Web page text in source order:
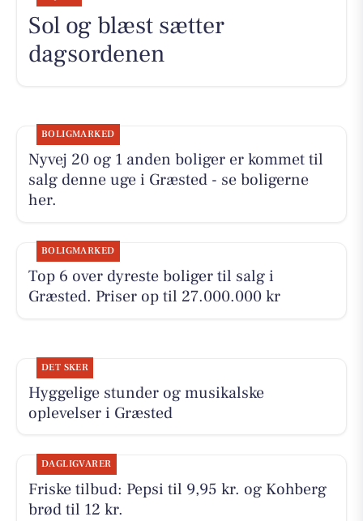
Sol og blæst sætter
dagsordenen
BOLIGMARKED
Nyvej 20 og 1 anden boliger er kommet til
salg denne uge i Græsted - se boligerne
her.
BOLIGMARKED
Top 6 over dyreste boliger til salg i
Græsted. Priser op til 27.000.000 kr
DET SKER
Hyggelige stunder og musikalske
oplevelser i Græsted
DAGLIGVARER
Friske tilbud: Pepsi til 9,95 kr. og Kohberg
brød til 12 kr.